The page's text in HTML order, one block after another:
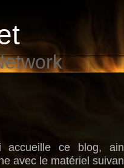
accueille ce blog,
avec le matériel